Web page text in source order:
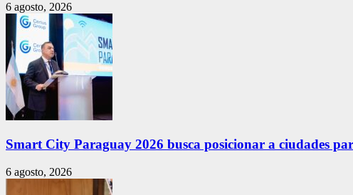
6 agosto, 2026
Smart City Paraguay 2026 busca posicionar a ciudades
6 agosto, 2026